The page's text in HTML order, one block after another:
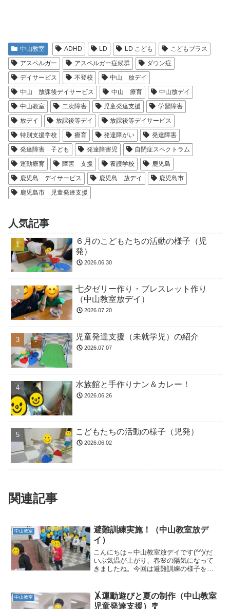
中山教室 ADHD LD LD こども
こどもプラス
アスペルガー
アスペルガー症候群
ダウン症
デイサービス
不登校
中山 放デイ
中山 放課後デイサービス
中山 療育
中山放デイ
中山教室
二次障害 児童発達支援
学習障害
放デイ
放課後等デイ
放課後等デイサービス
特別支援学校
療育 発達障がい
発達障害
発達障害 子ども
発達障害児
自閉症スペクトラム
運動療育
障害 支援 養護学校
鹿児島
鹿児島 デイサービス
鹿児島 放デイ
鹿児島市
鹿児島市 児童発達支援
人気記事
６月のこどもたちの活動の様子（児
発）
2026.06.30
七夕ゼリー作り・ブレスレット作り
（中山教室放デイ）
2026.07.20
児童発達支援（未就学児）の紹介
2026.07.07
水族館と手作りナン＆カレー！
2026.06.26
こどもたちの活動の様子（児発）
2026.06.02
関連記事
中山教室
避難訓練実施！（中山教室放デ
イ）
こんにちは～中山教室放デイです(^^)/だ
いぶ気温が上がり、春🌸の陽気になって
きましたね。今回は避難訓練の様子を紹
スの教室では、年に2回定期的に避難訓練
を行っています...
中山教室
🤸運動遊びと夏の制作（中山教室
児童発達支援）🎐